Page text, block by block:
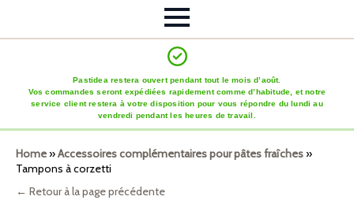
Pastidea restera ouvert pendant tout le mois d’août.
Vos commandes seront expédiées rapidement comme d’habitude, et notre
service client restera à votre disposition pour vous répondre du lundi au
vendredi pendant les heures de travail.
Home»Accessoires complémentaires pour pâtes fraîches»
Tampons à corzetti
← Retour à la page précédente